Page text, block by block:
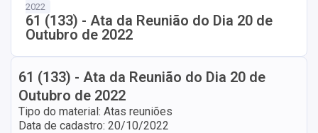
2022
61 (133) - Ata da Reunião do Dia 20 de
Outubro de 2022
61 (133) - Ata da Reunião do Dia 20 de
Outubro de 2022
Tipo do material: Atas reuniões
Data de cadastro: 20/10/2022